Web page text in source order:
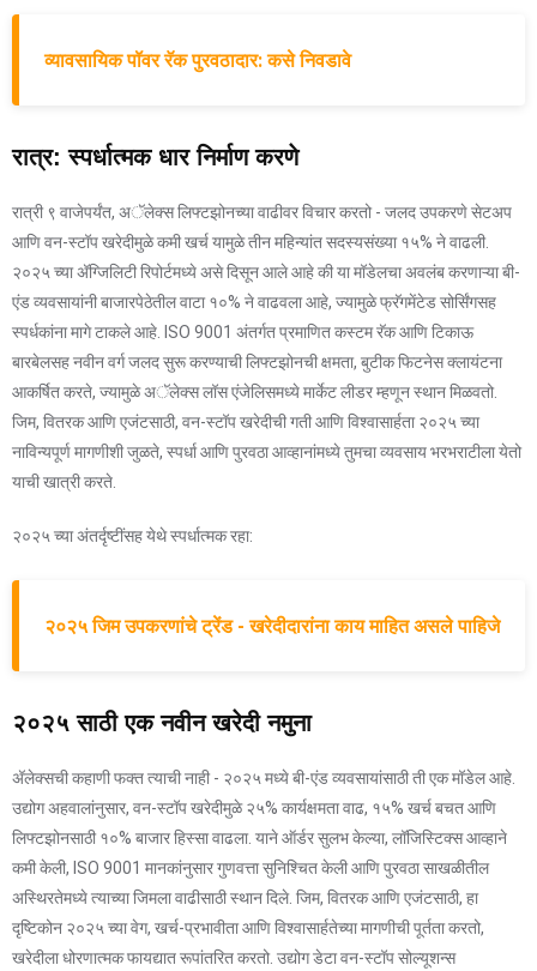
व्यावसायिक पॉवर रॅक पुरवठादार: कसे निवडावे
रात्र: स्पर्धात्मक धार निर्माण करणे
रात्री ९ वाजेपर्यंत, अॅलेक्स लिफ्टझोनच्या वाढीवर विचार करतो - जलद उपकरणे सेटअप
आणि वन-स्टॉप खरेदीमुळे कमी खर्च यामुळे तीन महिन्यांत सदस्यसंख्या १५% ने वाढली.
२०२५ च्या अ‍ॅग्जिलिटी रिपोर्टमध्ये असे दिसून आले आहे की या मॉडेलचा अवलंब करणाऱ्या बी-
एंड व्यवसायांनी बाजारपेठेतील वाटा १०% ने वाढवला आहे, ज्यामुळे फ्रॅगमेंटेड सोर्सिंगसह
स्पर्धकांना मागे टाकले आहे. ISO 9001 अंतर्गत प्रमाणित कस्टम रॅक आणि टिकाऊ
बारबेलसह नवीन वर्ग जलद सुरू करण्याची लिफ्टझोनची क्षमता, बुटीक फिटनेस क्लायंटना
आकर्षित करते, ज्यामुळे अॅलेक्स लॉस एंजेलिसमध्ये मार्केट लीडर म्हणून स्थान मिळवतो.
जिम, वितरक आणि एजंटसाठी, वन-स्टॉप खरेदीची गती आणि विश्वासार्हता २०२५ च्या
नाविन्यपूर्ण मागणीशी जुळते, स्पर्धा आणि पुरवठा आव्हानांमध्ये तुमचा व्यवसाय भरभराटीला येतो
याची खात्री करते.
२०२५ च्या अंतर्दृष्टींसह येथे स्पर्धात्मक रहा:
२०२५ जिम उपकरणांचे ट्रेंड - खरेदीदारांना काय माहित असले पाहिजे
२०२५ साठी एक नवीन खरेदी नमुना
अ‍ॅलेक्सची कहाणी फक्त त्याची नाही - २०२५ मध्ये बी-एंड व्यवसायांसाठी ती एक मॉडेल आहे.
उद्योग अहवालांनुसार, वन-स्टॉप खरेदीमुळे २५% कार्यक्षमता वाढ, १५% खर्च बचत आणि
लिफ्टझोनसाठी १०% बाजार हिस्सा वाढला. याने ऑर्डर सुलभ केल्या, लॉजिस्टिक्स आव्हाने
कमी केली, ISO 9001 मानकांनुसार गुणवत्ता सुनिश्चित केली आणि पुरवठा साखळीतील
अस्थिरतेमध्ये त्याच्या जिमला वाढीसाठी स्थान दिले. जिम, वितरक आणि एजंटसाठी, हा
दृष्टिकोन २०२५ च्या वेग, खर्च-प्रभावीता आणि विश्वासार्हतेच्या मागणीची पूर्तता करतो,
खरेदीला धोरणात्मक फायद्यात रूपांतरित करतो. उद्योग डेटा वन-स्टॉप सोल्यूशन्स